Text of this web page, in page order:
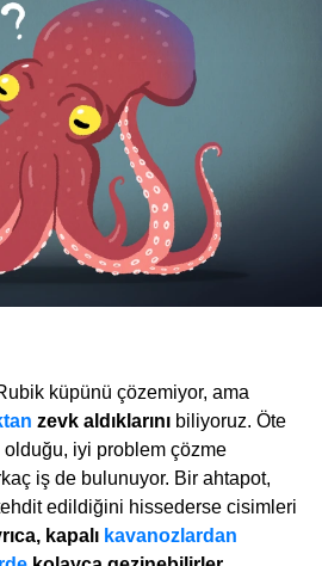
küpünü çözemiyor, ama
zevk aldıklarını biliyoruz. Öte
iyi problem çözme
iş de bulunuyor. Bir ahtapot,
edildiğini hissederse cisimleri
kapalı kavanozlardan